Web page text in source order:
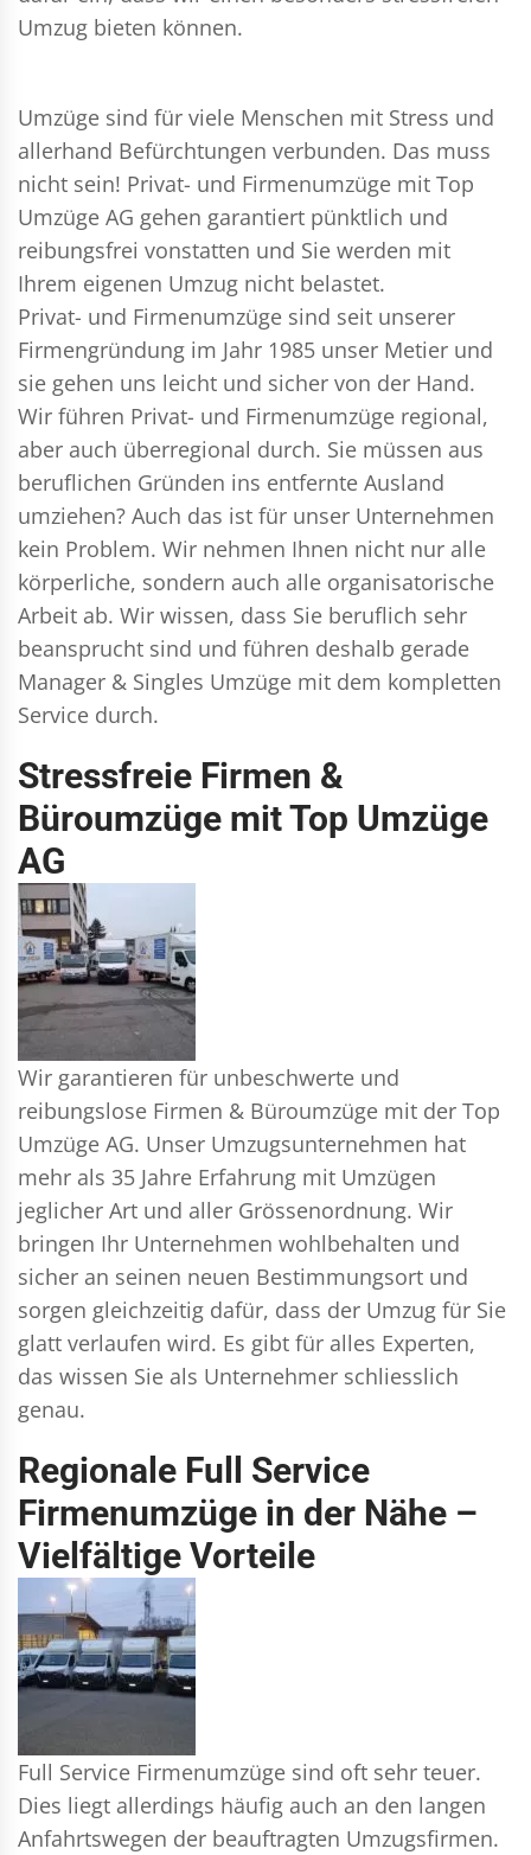
Umzug bieten können.
Umzüge sind für viele Menschen mit Stress und
allerhand Befürchtungen verbunden. Das muss
nicht sein! Privat- und Firmenumzüge mit Top
Umzüge AG gehen garantiert pünktlich und
reibungsfrei vonstatten und Sie werden mit
Ihrem eigenen Umzug nicht belastet.
Privat- und Firmenumzüge sind seit unserer
Firmengründung im Jahr 1985 unser Metier und
sie gehen uns leicht und sicher von der Hand.
Wir führen Privat- und Firmenumzüge regional,
aber auch überregional durch. Sie müssen aus
beruflichen Gründen ins entfernte Ausland
umziehen? Auch das ist für unser Unternehmen
kein Problem. Wir nehmen Ihnen nicht nur alle
körperliche, sondern auch alle organisatorische
Arbeit ab. Wir wissen, dass Sie beruflich sehr
beansprucht sind und führen deshalb gerade
Manager & Singles Umzüge mit dem kompletten
Service durch.
Stressfreie Firmen &
Büroumzüge mit Top Umzüge
AG
Wir garantieren für unbeschwerte und
reibungslose Firmen & Büroumzüge mit der Top
Umzüge AG. Unser Umzugsunternehmen hat
mehr als 35 Jahre Erfahrung mit Umzügen
jeglicher Art und aller Grössenordnung. Wir
bringen Ihr Unternehmen wohlbehalten und
sicher an seinen neuen Bestimmungsort und
sorgen gleichzeitig dafür, dass der Umzug für Sie
glatt verlaufen wird. Es gibt für alles Experten,
das wissen Sie als Unternehmer schliesslich
genau.
Regionale Full Service
Firmenumzüge in der Nähe –
Vielfältige Vorteile
Full Service Firmenumzüge sind oft sehr teuer.
Dies liegt allerdings häufig auch an den langen
Anfahrtswegen der beauftragten Umzugsfirmen.